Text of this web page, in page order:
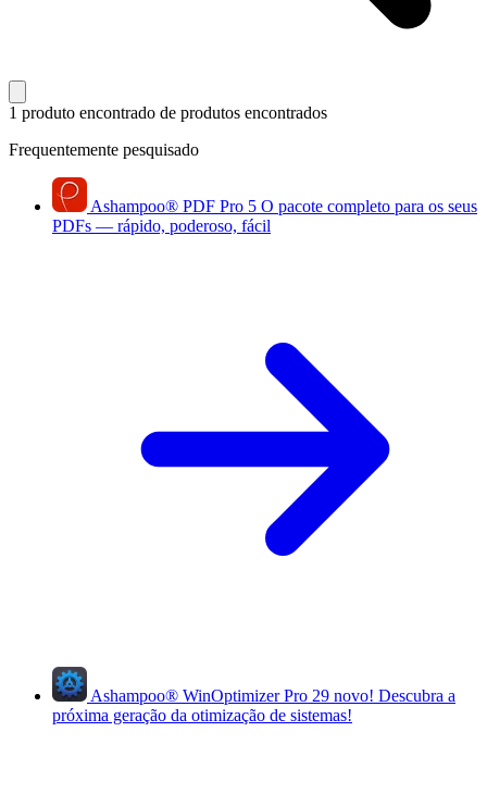
1 produto encontrado de produtos encontrados
Frequentemente pesquisado
Ashampoo® PDF Pro 5 O pacote completo para os seus
PDFs — rápido, poderoso, fácil
Ashampoo® WinOptimizer Pro 29 novo! Descubra a
próxima geração da otimização de sistemas!